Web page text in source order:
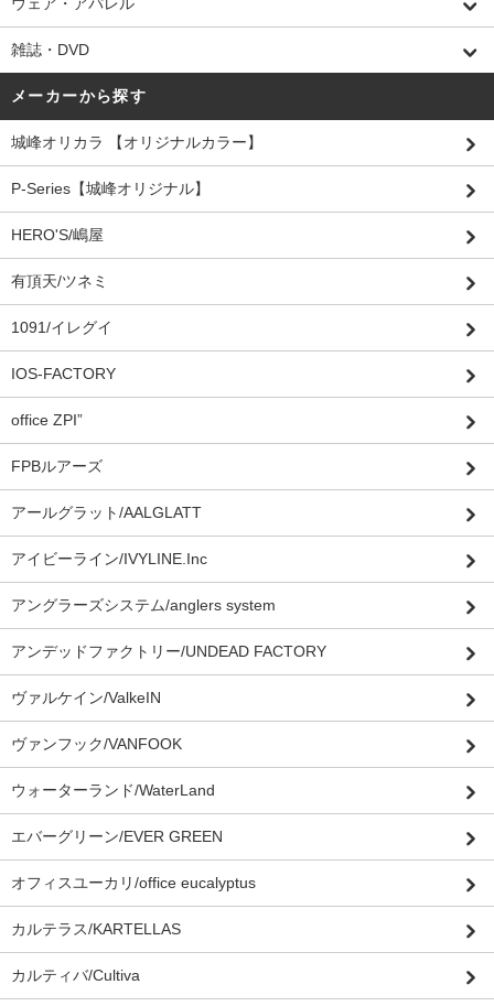
雑誌・DVD
メーカーから探す
城峰オリカラ 【オリジナルカラー】
P-Series【城峰オリジナル】
HERO'S/嶋屋
有頂天/ツネミ
1091/イレグイ
IOS-FACTORY
office ZPI”
FPBルアーズ
アールグラット/AALGLATT
アイビーライン/IVYLINE.Inc
アングラーズシステム/anglers system
アンデッドファクトリー/UNDEAD FACTORY
ヴァルケイン/ValkeIN
ヴァンフック/VANFOOK
ウォーターランド/WaterLand
エバーグリーン/EVER GREEN
オフィスユーカリ/office eucalyptus
カルテラス/KARTELLAS
カルティバ/Cultiva